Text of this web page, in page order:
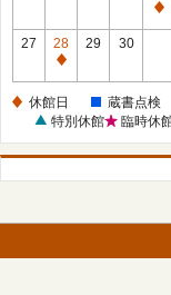
休
27
28
休
日
29 30
休館日
蔵書点検
特別休館
臨時休